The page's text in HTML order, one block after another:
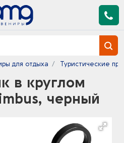
для отдыха Туристические
в круглом
черный